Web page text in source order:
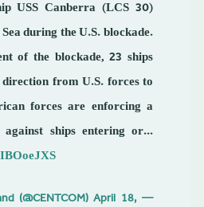
USS Canberra (LCS 30)
during the U.S. blockade.
of the blockade, 23 ships
from U.S. forces to
forces are enforcing a
ships entering or...
— U.S. Central Command (@CENTCOM)
April 18,